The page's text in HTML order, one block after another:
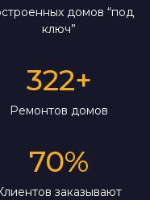
домов “под
ключ”
322+
Ремонтов домов
70%
заказывают